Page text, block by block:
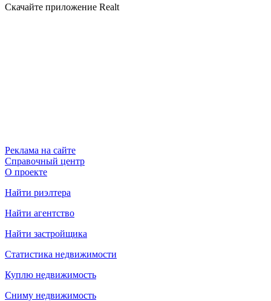
Скачайте приложение Realt
Реклама на сайте
Справочный центр
О проекте
Найти риэлтера
Найти агентство
Найти застройщика
Статистика недвижимости
Куплю недвижимость
Сниму недвижимость